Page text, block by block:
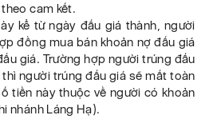
cam kết.
kể từ ngày đấu giá thành, người
đồng mua bán khoản nợ đấu giá
giá. Trường hợp người trúng đấu
người trúng đấu giá sẽ mất toàn
tiền này thuộc về người có khoản
nhánh Láng Hạ).